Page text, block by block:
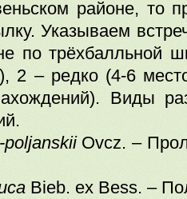
районе, то
Указываем
по трёхбалльной
2 – редко (4-6
Виды
poljanskiiOvcz. –
Bieb. ex Bess. –